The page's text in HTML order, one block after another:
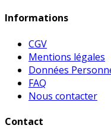
Informations
CGV
Mentions légales
Données
FAQ
Nous contacter
Contact